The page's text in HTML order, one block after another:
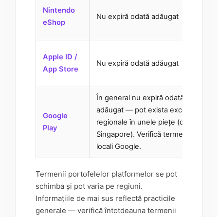
Nintendo
eShop
Nu expiră odată adăugat
Apple ID /
App Store
Nu expiră odată adăugat
Google
Play
În general nu expiră odată
adăugat — pot exista excepții
regionale în unele piețe (de ex.
Singapore). Verifică termenii
locali Google.
Termenii portofelelor platformelor se pot
schimba și pot varia pe regiuni.
Informațiile de mai sus reflectă practicile
generale — verifică întotdeauna termenii